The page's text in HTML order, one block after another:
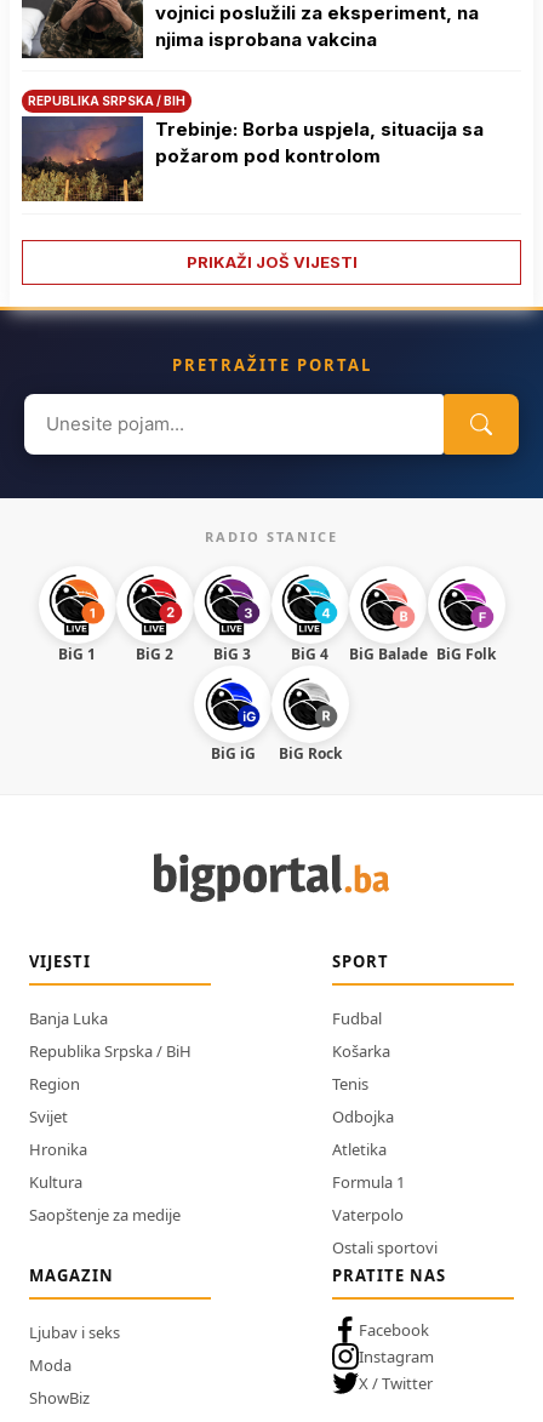
vojnici poslužili za eksperiment, na
njima isprobana vakcina
REPUBLIKA SRPSKA / BIH
Trebinje: Borba uspjela, situacija sa
požarom pod kontrolom
PRIKAŽI JOŠ VIJESTI
PRETRAŽITE PORTAL
Search
for:
RADIO STANICE
BiG 1 BiG 2 BiG 3 BiG 4 BiG Balade BiG Folk
BiG iG BiG Rock
VIJESTI
Banja Luka
Republika Srpska / BiH
Region
Svijet
Hronika
Kultura
Saopštenje za medije
SPORT
Fudbal
Košarka
Tenis
Odbojka
Atletika
Formula 1
Vaterpolo
Ostali sportovi
MAGAZIN
Ljubav i seks
Moda
ShowBiz
PRATITE NAS
Facebook
Instagram
X / Twitter